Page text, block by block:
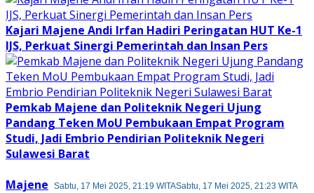
Kajari Majene Andi Irfan Hadiri Peringatan HUT Ke-1
IJS, Perkuat Sinergi Pemerintah dan Insan Pers
Pemkab Majene dan Politeknik Negeri Ujung
Pandang Teken MoU Pembukaan Empat Program
Studi, Jadi Embrio Pendirian Politeknik Negeri
Sulawesi Barat
Majene
Sabtu, 17 Mei 2025, 21:19 WITASabtu, 17 Mei 2025, 21:23 WITA